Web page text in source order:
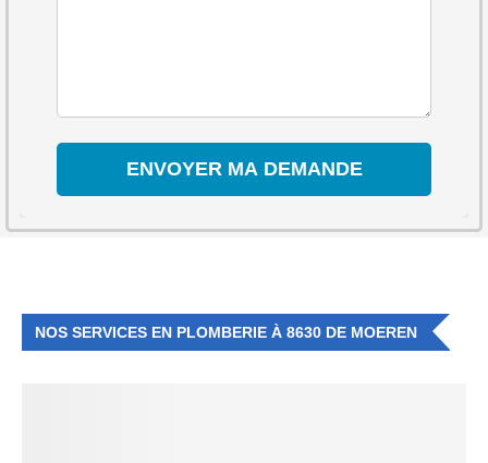
NOS SERVICES EN PLOMBERIE À 8630 DE MOEREN